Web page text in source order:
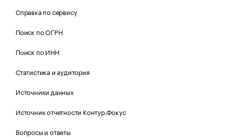
Справка по сервису
Поиск по ОГРН
Поиск по ИНН
Статистика и аудитория
Источники данных
Источник отчетности Контур.Фокус
Вопросы и ответы